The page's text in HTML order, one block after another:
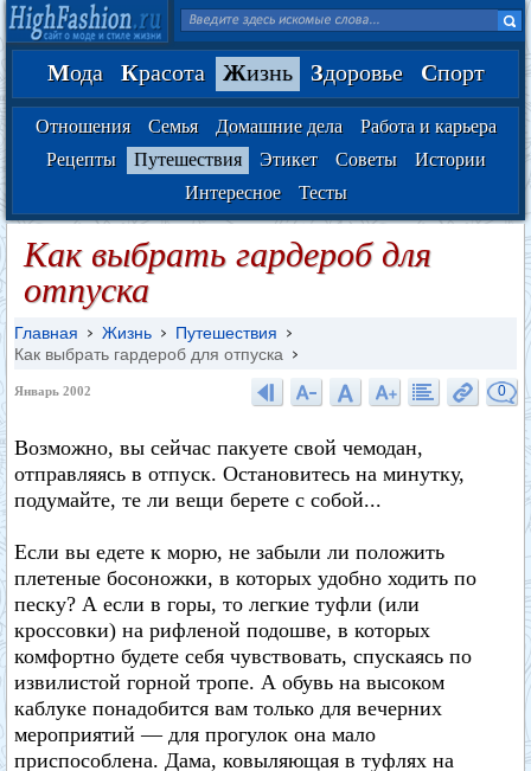
Мода Красота Жизнь Здоровье Спорт
Отношения Семья Домашние дела
Работа и карьера
Рецепты
Путешествия Этикет Советы
Истории
Интересное
Тесты
Как выбрать гардероб для
отпуска
Главная Жизнь
Путешествия
Как выбрать гардероб для отпуска
Январь 2002 0
Возможно, вы сейчас пакуете свой чемодан,
отправляясь в отпуск. Остановитесь на минутку,
подумайте, те ли вещи берете с собой...
Если вы едете к морю, не забыли ли положить
плетеные босоножки, в которых удобно ходить по
песку? А если в горы, то легкие туфли (или
кроссовки) на рифленой подошве, в которых
комфортно будете себя чувствовать, спускаясь по
извилистой горной тропе. А обувь на высоком
каблуке понадобится вам только для вечерних
мероприятий — для прогулок она мало
приспособлена. Дама, ковыляющая в туфлях на